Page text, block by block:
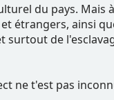
du pays. Mais
étrangers, ainsi
surtout de
ne t'est pas